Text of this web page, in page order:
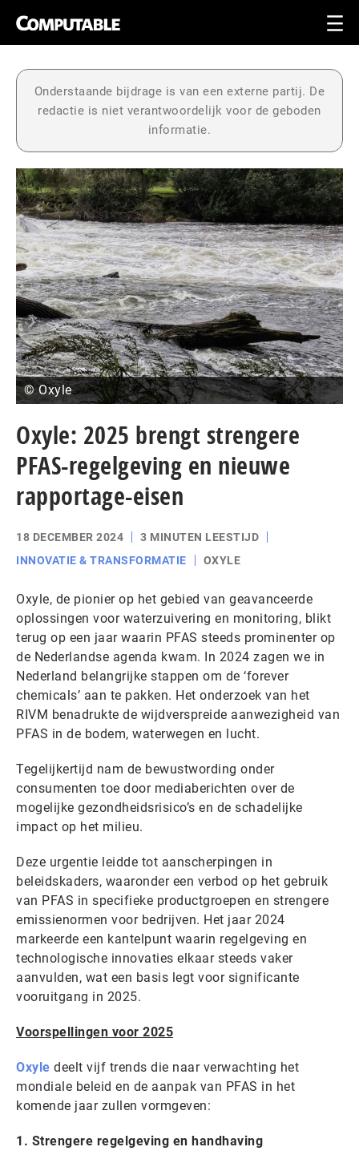
Onderstaande bijdrage is van een externe partij. De
redactie is niet verantwoordelijk voor de geboden
informatie.
© Oxyle
Oxyle: 2025 brengt strengere
PFAS-regelgeving en nieuwe
rapportage-eisen
18 DECEMBER 2024
3 MINUTEN LEESTIJD
INNOVATIE & TRANSFORMATIE
OXYLE
Oxyle, de pionier op het gebied van geavanceerde
oplossingen voor waterzuivering en monitoring, blikt
terug op een jaar waarin PFAS steeds prominenter op
de Nederlandse agenda kwam. In 2024 zagen we in
Nederland belangrijke stappen om de ‘forever
chemicals’ aan te pakken. Het onderzoek van het
RIVM benadrukte de wijdverspreide aanwezigheid van
PFAS in de bodem, waterwegen en lucht.
Tegelijkertijd nam de bewustwording onder
consumenten toe door mediaberichten over de
mogelijke gezondheidsrisico’s en de schadelijke
impact op het milieu.
Deze urgentie leidde tot aanscherpingen in
beleidskaders, waaronder een verbod op het gebruik
van PFAS in specifieke productgroepen en strengere
emissienormen voor bedrijven. Het jaar 2024
markeerde een kantelpunt waarin regelgeving en
technologische innovaties elkaar steeds vaker
aanvulden, wat een basis legt voor significante
vooruitgang in 2025.
Voorspellingen voor 2025
Oxyle deelt vijf trends die naar verwachting het
mondiale beleid en de aanpak van PFAS in het
komende jaar zullen vormgeven:
1. Strengere regelgeving en handhaving